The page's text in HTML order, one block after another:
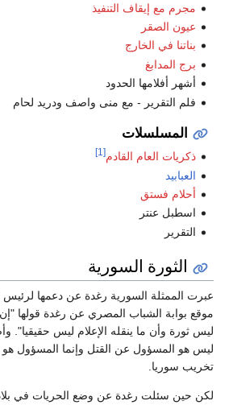
مجرم مع إيقاف التنفيذ
عيون الصقر
بناتنا في الخارج
برج المدابغ
أشهر أفلامها الحدود
فلم التقرير - مع منى واصف ودريد لحام
المسلسلات
ذكريات العام القادم [1]
العبابيد
أحلام فستق
اسطبل عنتر
التقرير
الثورة السورية
الممثلة السورية رغدة عن دعمها لرئيس
بوابة الشباب المصري عن رغدة قولها "إن
ثورة وأن ما ينقله الإعلام ليس حقيقيا".
هو المسؤول عن القتل وإنما المسؤول هو
سوريا.
حين سئلت رغدة عن وضع الحريات في بلادها،